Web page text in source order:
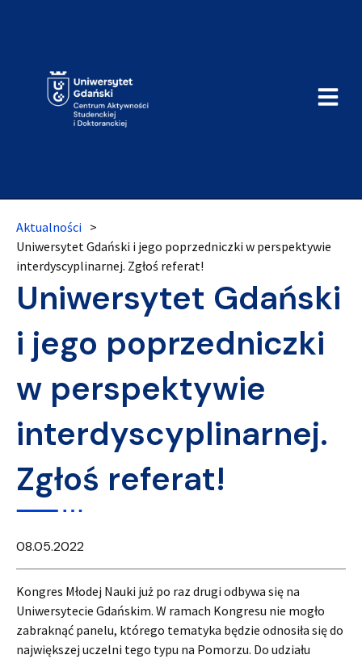
Aktualności >
Uniwersytet Gdański i jego poprzedniczki w perspektywie
interdyscyplinarnej. Zgłoś referat!
Uniwersytet Gdański
i jego poprzedniczki
w perspektywie
interdyscyplinarnej.
Zgłoś referat!
08.05.2022
Kongres Młodej Nauki już po raz drugi odbywa się na
Uniwersytecie Gdańskim. W ramach Kongresu nie mogło
zabraknąć panelu, którego tematyka będzie odnosiła się do
największej uczelni tego typu na Pomorzu. Do udziału